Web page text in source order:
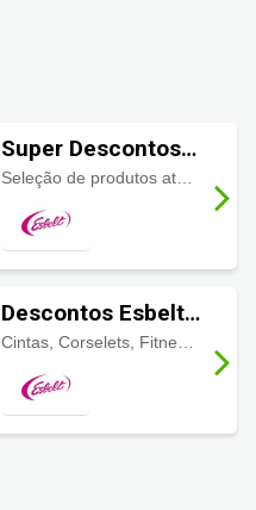
Super Descontos
Esbelt até 50%
OFF
Descontos Esbelt
até 50% OFF